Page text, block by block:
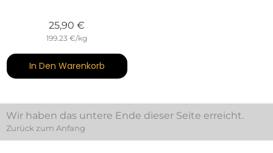
25,90 €
199.23 €/kg
In Den Warenkorb
Wir haben das untere Ende dieser Seite erreicht.
Zurück zum Anfang